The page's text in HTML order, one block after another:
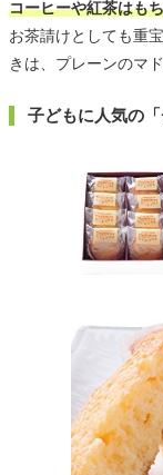
コーヒーや紅茶はも
お茶請けとしても重
きは、プレーンのマ
子どもに人気の